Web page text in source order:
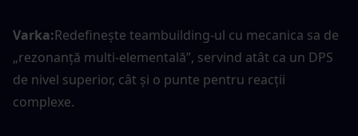
Varka:Redefinește teambuilding-ul cu mecanica sa de
„rezonanță multi-elementală”, servind atât ca un DPS
de nivel superior, cât și o punte pentru reacții
complexe.